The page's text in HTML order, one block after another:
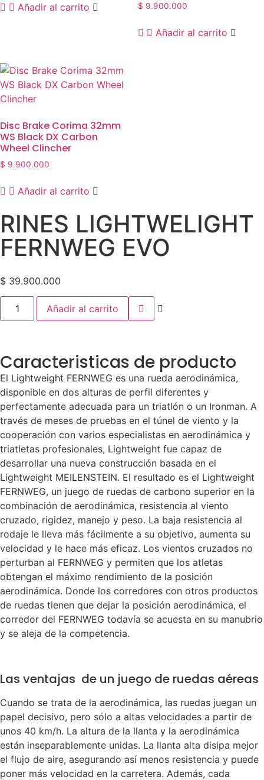
Añadir al carrito $ 9.900.000
Añadir al carrito
Disc Brake Corima 32mm
WS Black DX Carbon
Wheel Clincher
$ 9.900.000
Añadir al carrito
RINES LIGHTWELIGHT
FERNWEG EVO
$ 39.900.000
Añadir al carrito
Caracteristicas de producto
El Lightweight FERNWEG es una rueda aerodinámica,
disponible en dos alturas de perfil diferentes y
perfectamente adecuada para un triatlón o un Ironman. A
través de meses de pruebas en el túnel de viento y la
cooperación con varios especialistas en aerodinámica y
triatletas profesionales, Lightweight fue capaz de
desarrollar una nueva construcción basada en el
Lightweight MEILENSTEIN. El resultado es el Lightweight
FERNWEG, un juego de ruedas de carbono superior en la
combinación de aerodinámica, resistencia al viento
cruzado, rigidez, manejo y peso. La baja resistencia al
rodaje le lleva más fácilmente a su objetivo, aumenta su
velocidad y le hace más eficaz. Los vientos cruzados no
perturban al FERNWEG y permiten que los atletas
obtengan el máximo rendimiento de la posición
aerodinámica. Donde los corredores con otros productos
de ruedas tienen que dejar la posición aerodinámica, el
corredor del FERNWEG todavía se acuesta en su manubrio
y se aleja de la competencia.
Las ventajas de un juego de ruedas aéreas
Cuando se trata de la aerodinámica, las ruedas juegan un
papel decisivo, pero sólo a altas velocidades a partir de
unos 40 km/h. La altura de la llanta y la aerodinámica
están inseparablemente unidas. La llanta alta disipa mejor
el flujo de aire, asegurando así menos resistencia y puede
poner más velocidad en la carretera. Además, cada